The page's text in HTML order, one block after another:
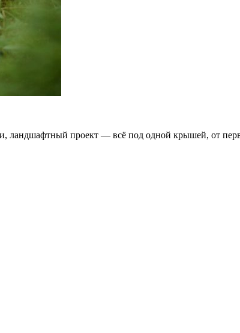
ландшафтный проект — всё под одной крышей, от